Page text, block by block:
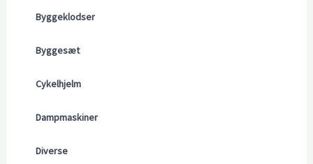
Byggeklodser
Byggesæt
Cykelhjelm
Dampmaskiner
Diverse